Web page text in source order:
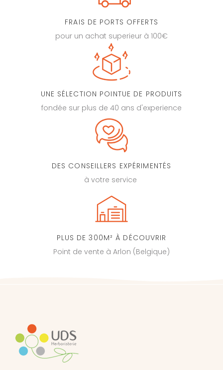
FRAIS DE PORTS OFFERTS
pour un achat superieur à 100€
UNE SÉLECTION POINTUE DE PRODUITS
fondée sur plus de 40 ans d'experience
DES CONSEILLERS EXPÉRIMENTÉS
à votre service
PLUS DE 300M² À DÉCOUVRIR
Point de vente à Arlon (Belgique)